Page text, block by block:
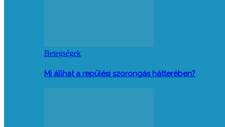
Betegségek
Mi állhat a repülési szorongás hátterében?